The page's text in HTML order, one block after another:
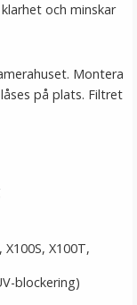
EW-63II
och minskar
Montera
på plats. Filtret
X100T,
blockering)